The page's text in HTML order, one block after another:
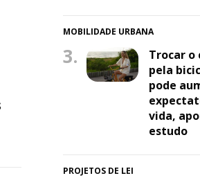
MOBILIDADE URBANA
3.
Trocar o
pela
pode
vida,
estudo
PROJETOS DE LEI